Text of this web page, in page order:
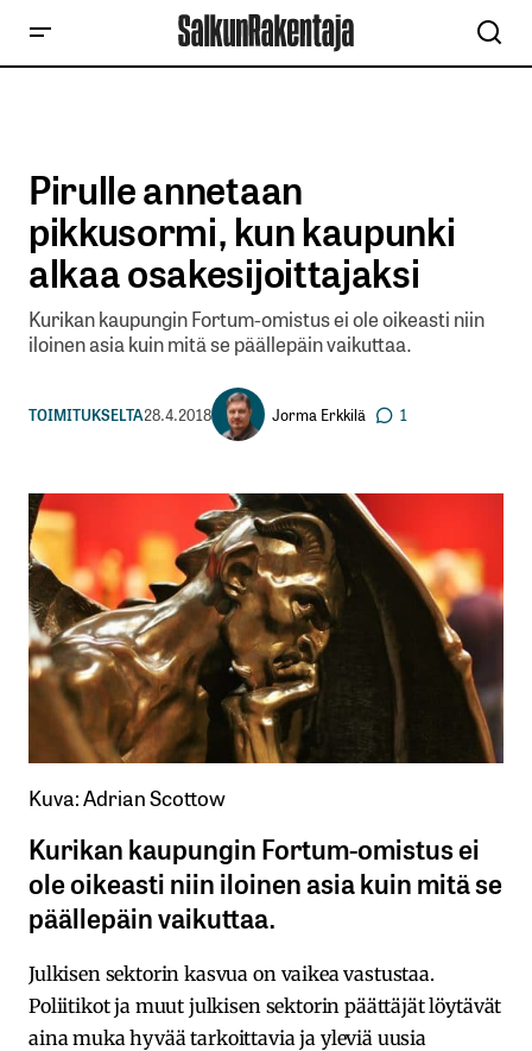
Pirulle annetaan
pikkusormi, kun kaupunki
alkaa osakesijoittajaksi
Kurikan kaupungin Fortum-omistus ei ole oikeasti niin
iloinen asia kuin mitä se päällepäin vaikuttaa.
TOIMITUKSELTA28.4.2018 Jorma Erkkilä 1
Kuva: Adrian Scottow
Kurikan kaupungin Fortum-omistus ei
ole oikeasti niin iloinen asia kuin mitä se
päällepäin vaikuttaa.
Julkisen sektorin kasvua on vaikea vastustaa.
Poliitikot ja muut julkisen sektorin päättäjät löytävät
aina muka hyvää tarkoittavia ja yleviä uusia